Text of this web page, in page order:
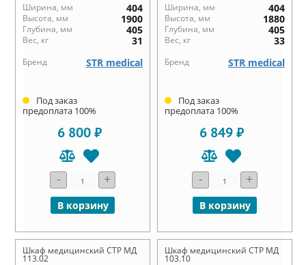
Ширина, мм 404
Высота, мм 1900
Глубина, мм 405
Вес, кг 31
Бренд STR medical
Под заказ
предоплата 100%
6 800 ₽
- +
В корзину
Ширина, мм 404
Высота, мм 1880
Глубина, мм 405
Вес, кг 33
Бренд STR medical
Под заказ
предоплата 100%
6 849 ₽
- +
В корзину
Шкаф медицинский СТР МД
113.02
Шкаф медицинский СТР МД
103.10